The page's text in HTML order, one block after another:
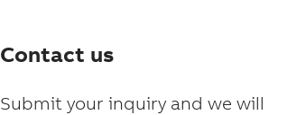
Contact us
Submit your inquiry and we will